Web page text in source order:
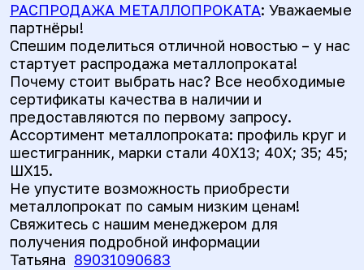
РАСПРОДАЖА МЕТАЛЛОПРОКАТА: Уважаемые
партнёры!
Спешим поделиться отличной новостью – у нас
стартует распродажа металлопроката!
Почему стоит выбрать нас? Все необходимые
сертификаты качества в наличии и
предоставляются по первому запросу.
Ассортимент металлопроката: профиль круг и
шестигранник, марки стали 40Х13; 40Х; 35; 45;
ШХ15.
Не упустите возможность приобрести
металлопрокат по самым низким ценам!
Свяжитесь с нашим менеджером для
получения подробной информации
Татьяна 89031090683